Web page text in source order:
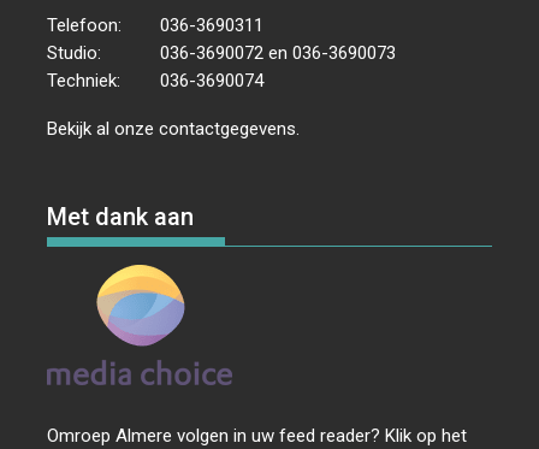
Telefoon:
036-3690311
Studio:
036-3690072 en 036-3690073
Techniek:
036-3690074
Bekijk al onzecontactgegevens
Met dank aan
Omroep Almere volgen in uw feed reader? Klik op het